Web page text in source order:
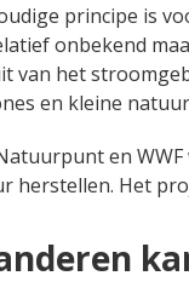
principe is
onbekend
van het
en kleine
en
herstellen. Het